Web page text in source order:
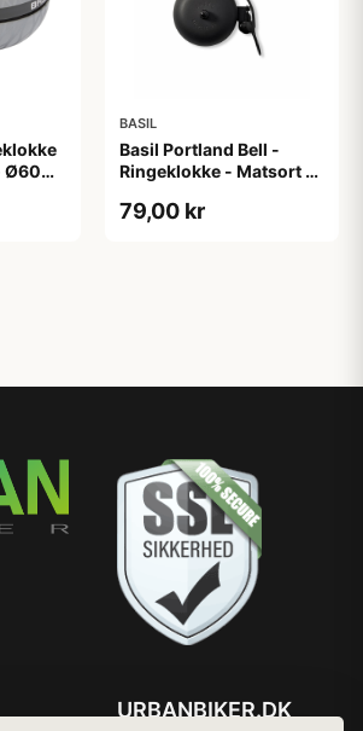
Ø60
BASIL
Basil Portland Bell -
Ringeklokke - Matsort -
79,00 kr
URBANBIKER.DK